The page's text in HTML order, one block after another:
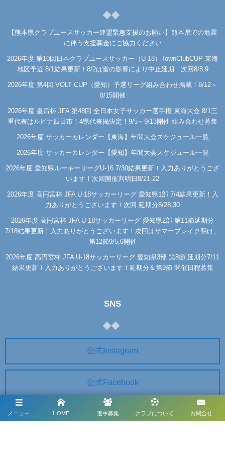
メニュー HOME 選手募集 クラブについて お問合せ
【熊本県クラブユースサッカー連盟緊急支援のお願い】熊本県での地震
に伴う支援募金にご協力ください
2026年度 第10回日本クラブユースサッカー（U-18）TownClubCUP 東海
地区予選 8/1結果更新！8/2は雷の影響により中止延期 次回8/8,9
2026年度 第4回 VOLT CUP（愛知）予選リーグ組み合わせ掲載！8/12～
8/15開催
2026年度 皇后杯 JFA 第48回 全日本女子サッカー選手権 東海大会 8/1三
重代表はルビナ四日市！4県代表掲決定！9/5～9/13開催 組み合わせ募集
2026年度 サッカーカレンダー【東海】年間大会スケジュール一覧
2026年度 サッカーカレンダー【愛知】年間大会スケジュール一覧
2026年度 愛知県ルーキーリーグU-16 7/30結果更新！入力ありがとうござ
います！次回開催判明日8/21.22
2026年度 高円宮杯 JFA U-18サッカーリーグ 愛知県1部 7/4結果更新！入
力ありがとうございます！次回 延期分8/28,30
2026年度 高円宮杯 JFA U-18サッカーリーグ 愛知県2部 第11節延期分
7/18結果更新！入力ありがとうございます！次回はサマーブレイク明け、
第12節9/5,6開催
2026年度 高円宮杯 JFA U-18サッカーリーグ 愛知県3部 第8節 延期分7/11
結果更新！入力ありがとうございます！延期分＆第9節 開催日程募集
SNS
公式Instagram
公式Facebook
公式アメブロ